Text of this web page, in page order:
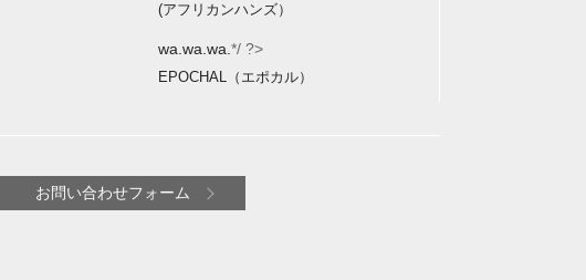
(アフリカンハンズ）
wa.wa.wa. */ ?>
EPOCHAL（エポカル）
お問い合わせフォーム